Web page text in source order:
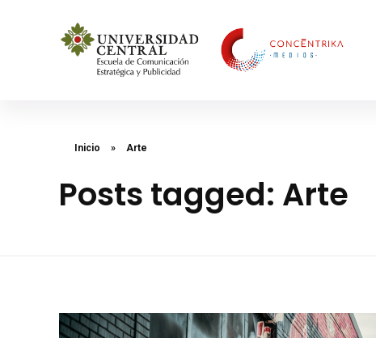
Inicio » Arte
Posts tagged: Arte